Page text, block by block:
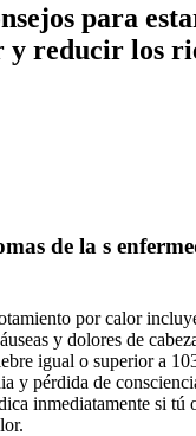
para
y reducir los
de la s
por calor
y dolores de
igual o superior a
y pérdida de
inmediatamente si tú